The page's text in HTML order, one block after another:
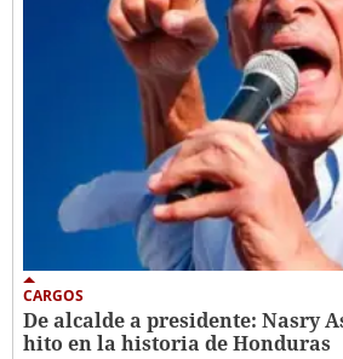
CARGOS
De alcalde a presidente: Nasry
hito en la historia de Honduras